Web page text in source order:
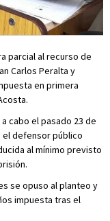
parcial al recurso de
Carlos Peralta y
en primera
cabo el pasado 23 de
el defensor público
al mínimo previsto
se opuso al planteo y
impuesta tras el